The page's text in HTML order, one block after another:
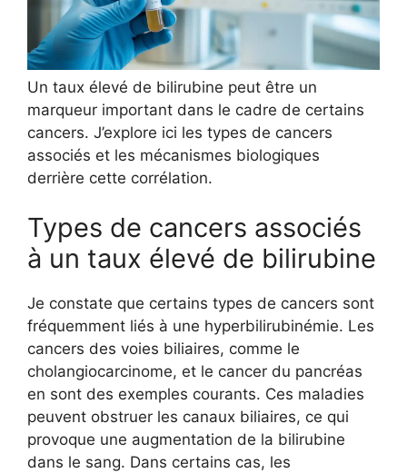
Un taux élevé de bilirubine peut être un
marqueur important dans le cadre de certains
cancers. J’explore ici les types de cancers
associés et les mécanismes biologiques
derrière cette corrélation.
Types de cancers associés
à un taux élevé de bilirubine
Je constate que certains types de cancers sont
fréquemment liés à une hyperbilirubinémie. Les
cancers des voies biliaires, comme le
cholangiocarcinome, et le cancer du pancréas
en sont des exemples courants. Ces maladies
peuvent obstruer les canaux biliaires, ce qui
provoque une augmentation de la bilirubine
dans le sang. Dans certains cas, les